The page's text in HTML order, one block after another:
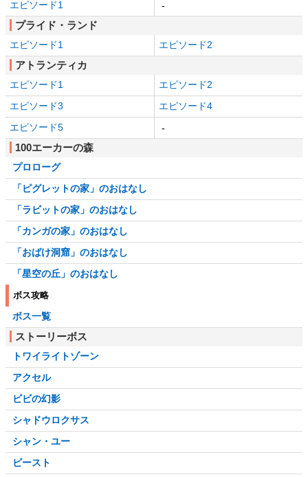
エピソード1 -
プライド・ランド
エピソード1 エピソード2
アトランティカ
エピソード1
エピソード2
エピソード3
エピソード4
エピソード5
-
100エーカーの森
プロローグ
「ピグレットの家」のおはなし
「ラビットの家」のおはなし
「カンガの家」のおはなし
「おばけ洞窟」のおはなし
「星空の丘」のおはなし
ボス攻略
ボス一覧
ストーリーボス
トワイライトゾーン
アクセル
ビビの幻影
シャドウロクサス
シャン・ユー
ビースト